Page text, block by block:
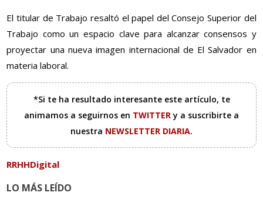
El titular de Trabajo resaltó el papel del Consejo Superior del
Trabajo como un espacio clave para alcanzar consensos y
proyectar una nueva imagen internacional de El Salvador en
materia laboral.
*Si te ha resultado interesante este artículo, te
animamos a seguirnos en TWITTERy a suscribirte a
nuestra NEWSLETTER DIARIA.
RRHHDigital
LO MÁS LEÍDO